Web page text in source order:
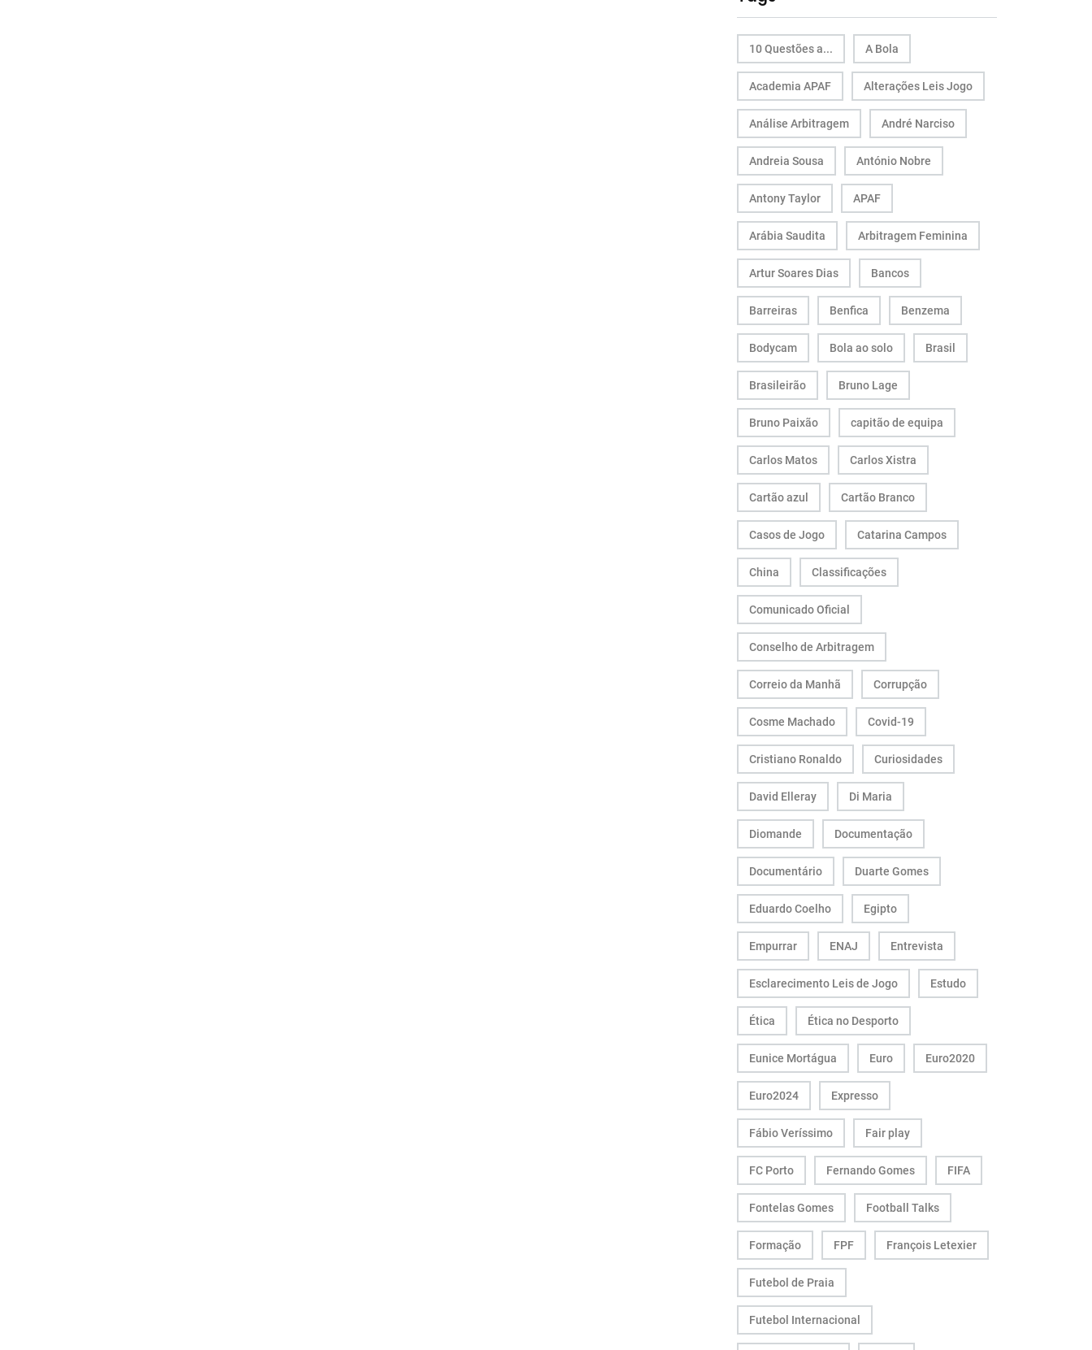
10 Questões a... A Bola
Academia APAF Alterações Leis Jogo
Análise Arbitragem André Narciso
Andreia Sousa António Nobre
Antony Taylor APAF
Arábia Saudita Arbitragem Feminina
Artur Soares Dias Bancos
Barreiras Benfica Benzema
Bodycam Bola ao solo Brasil
Brasileirão Bruno Lage
Bruno Paixão capitão de equipa
Carlos Matos Carlos Xistra
Cartão azul Cartão Branco
Casos de Jogo Catarina Campos
China Classificações
Comunicado Oficial
Conselho de Arbitragem
Correio da Manhã Corrupção
Cosme Machado Covid-19
Cristiano Ronaldo Curiosidades
David Elleray Di Maria
Diomande Documentação
Documentário Duarte Gomes
Eduardo Coelho Egipto
Empurrar ENAJ Entrevista
Esclarecimento Leis de Jogo Estudo
Ética Ética no Desporto
Eunice Mortágua Euro Euro2020
Euro2024 Expresso
Fábio Veríssimo Fair play
FC Porto Fernando Gomes FIFA
Fontelas Gomes Football Talks
Formação FPF François Letexier
Futebol de Praia
Futebol Internacional